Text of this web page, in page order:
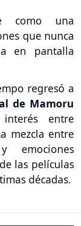
como una
que nunca
en pantalla
regresó a
de Mamoru
entre
mezcla entre
emociones
las películas
décadas.